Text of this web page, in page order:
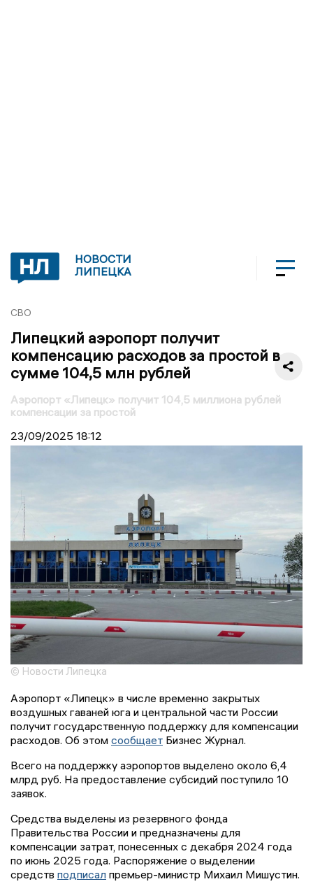
НОВОСТИ
ЛИПЕЦКА
СВО
Липецкий аэропорт получит
компенсацию расходов за простой в
сумме 104,5 млн рублей
Аэропорт «Липецк» получит 104,5 миллиона рублей
компенсации за простой
23/09/2025 18:12
© Новости Липецка
Аэропорт «Липецк» в числе временно закрытых
воздушных гаваней юга и центральной части России
получит государственную поддержку для компенсации
расходов. Об этом сообщает Бизнес Журнал.
Всего на поддержку аэропортов выделено около 6,4
млрд руб. На предоставление субсидий поступило 10
заявок.
Средства выделены из резервного фонда
Правительства России и предназначены для
компенсации затрат, понесенных с декабря 2024 года
по июнь 2025 года. Распоряжение о выделении
средств подписал премьер-министр Михаил Мишустин.